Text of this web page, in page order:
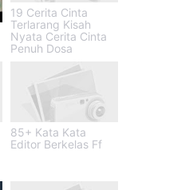
19 Cerita Cinta
Terlarang Kisah
Nyata Cerita Cinta
Penuh Dosa
85+ Kata Kata
Editor Berkelas Ff